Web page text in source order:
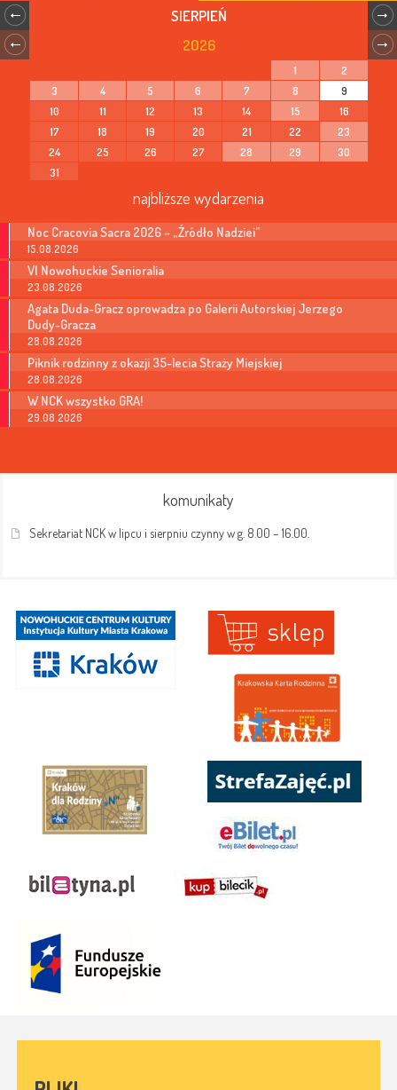
SIERPIEŃ
2026
1
2
3
4 5 6 7 8
9
10
11 12 13 14 15
16
17
18 19 20 21 22
23
24
25 26 27 28 29
30
31
najbliższe wydarzenia
Noc Cracovia Sacra 2026 – „Źródło Nadziei”
15.08.2026
VI Nowohuckie Senioralia
23.08.2026
Agata Duda-Gracz oprowadza po Galerii Autorskiej Jerzego
Dudy-Gracza
28.08.2026
Piknik rodzinny z okazji 35-lecia Straży Miejskiej
28.08.2026
W NCK wszystko GRA!
29.08.2026
komunikaty
Sekretariat NCK w lipcu i sierpniu czynny w g. 8.00 – 16.00.